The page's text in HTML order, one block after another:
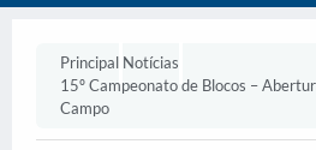
Principal Notícias
15º Campeonato de Blocos –
Campo